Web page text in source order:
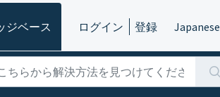
ジベース ログイン 登録 Japanese